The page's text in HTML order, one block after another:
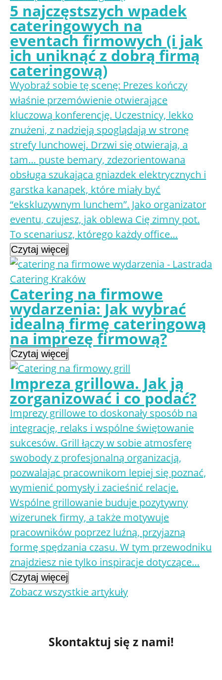
5 najczęstszych wpadek
cateringowych na
eventach firmowych (i jak
ich uniknąć z dobrą firmą
cateringową)
Wyobraź sobie tę scenę: Prezes kończy
właśnie przemówienie otwierające
kluczową konferencję. Uczestnicy, lekko
znużeni, z nadzieją spoglądają w stronę
strefy lunchowej. Drzwi się otwierają, a
tam… puste bemary, zdezorientowana
obsługa szukająca gniazdek elektrycznych i
garstka kanapek, które miały być
“ekskluzywnym lunchem”. Jako organizator
eventu, czujesz, jak oblewa Cię zimny pot.
To scenariusz, którego każdy office…
Czytaj więcej
Catering na firmowe
wydarzenia: Jak wybrać
idealną firmę cateringową
na imprezę firmową?
Czytaj więcej
Impreza grillowa. Jak ją
zorganizować i co podać?
Imprezy grillowe to doskonały sposób na
integrację, relaks i wspólne świętowanie
sukcesów. Grill łączy w sobie atmosferę
swobody z profesjonalną organizacją,
pozwalając pracownikom lepiej się poznać,
wymienić pomysły i zacieśnić relacje.
Wspólne grillowanie buduje pozytywny
wizerunek firmy, a także motywuje
pracowników poprzez luźną, przyjazną
formę spędzania czasu. W tym przewodniku
znajdziesz nie tylko inspiracje dotyczące…
Czytaj więcej
Zobacz wszystkie artykuły
Skontaktuj się z nami!